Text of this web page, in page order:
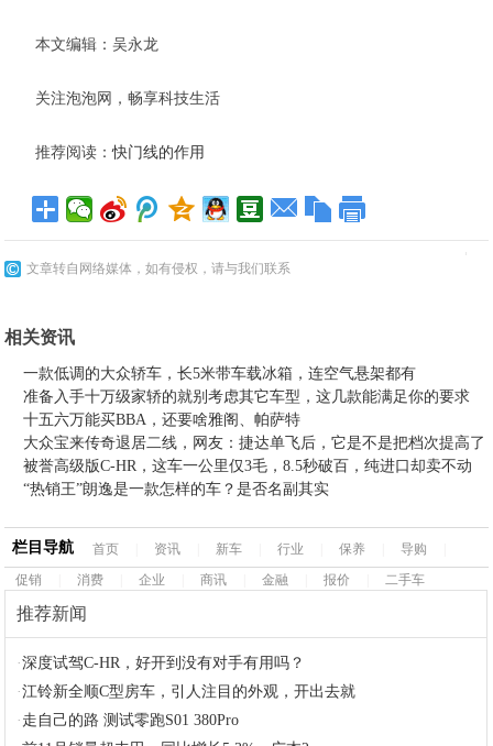
本文编辑：吴永龙
关注泡泡网，畅享科技生活
推荐阅读：快门线的作用
文章转自网络媒体，如有侵权，请与我们联系
相关资讯
一款低调的大众轿车，长5米带车载冰箱，连空气悬架都有
准备入手十万级家轿的就别考虑其它车型，这几款能满足你的要求
十五六万能买BBA，还要啥雅阁、帕萨特
大众宝来传奇退居二线，网友：捷达单飞后，它是不是把档次提高了
被誉高级版C-HR，这车一公里仅3毛，8.5秒破百，纯进口却卖不动
“热销王”朗逸是一款怎样的车？是否名副其实
栏目导航 首页 资讯 新车 行业 保养 导购
促销
消费 企业 商讯 金融 报价 二手车
推荐新闻
·深度试驾C-HR，好开到没有对手有用吗？
·江铃新全顺C型房车，引人注目的外观，开出去就
· 走自己的路 测试零跑S01 380Pro